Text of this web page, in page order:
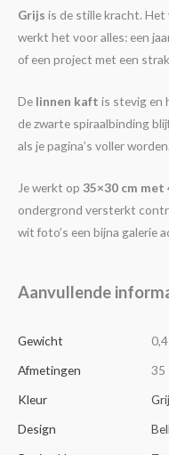
Grijs is de stille kracht.
werkt het voor alles: een
of een project met een
De linnen kaft is stevig en
de zwarte spiraalbinding
als je pagina’s voller worden.
Je werkt op 35×30 cm met
ondergrond versterkt
wit foto’s een bijna galerie
Aanvullende
Gewicht
Afmetingen
35
Kleur
Design